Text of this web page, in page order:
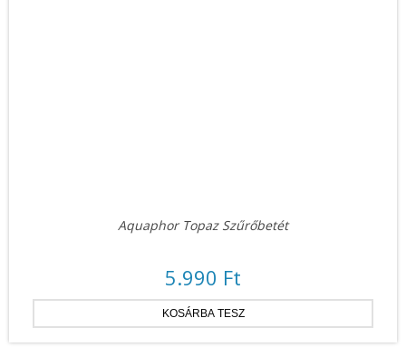
Aquaphor Topaz Szűrőbetét
5.990 Ft